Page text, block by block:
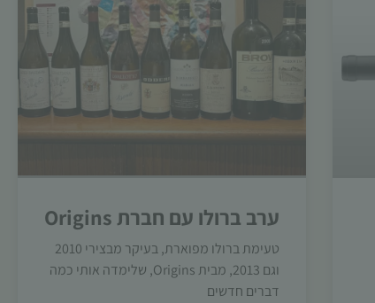
ערב ברולו עם חברת Origins
טעימת ברולו מפוארת, בעיקר מבצירי 2010
וגם 2013, מבית Origins, שלימדה אותי כמה
דברים חדשים